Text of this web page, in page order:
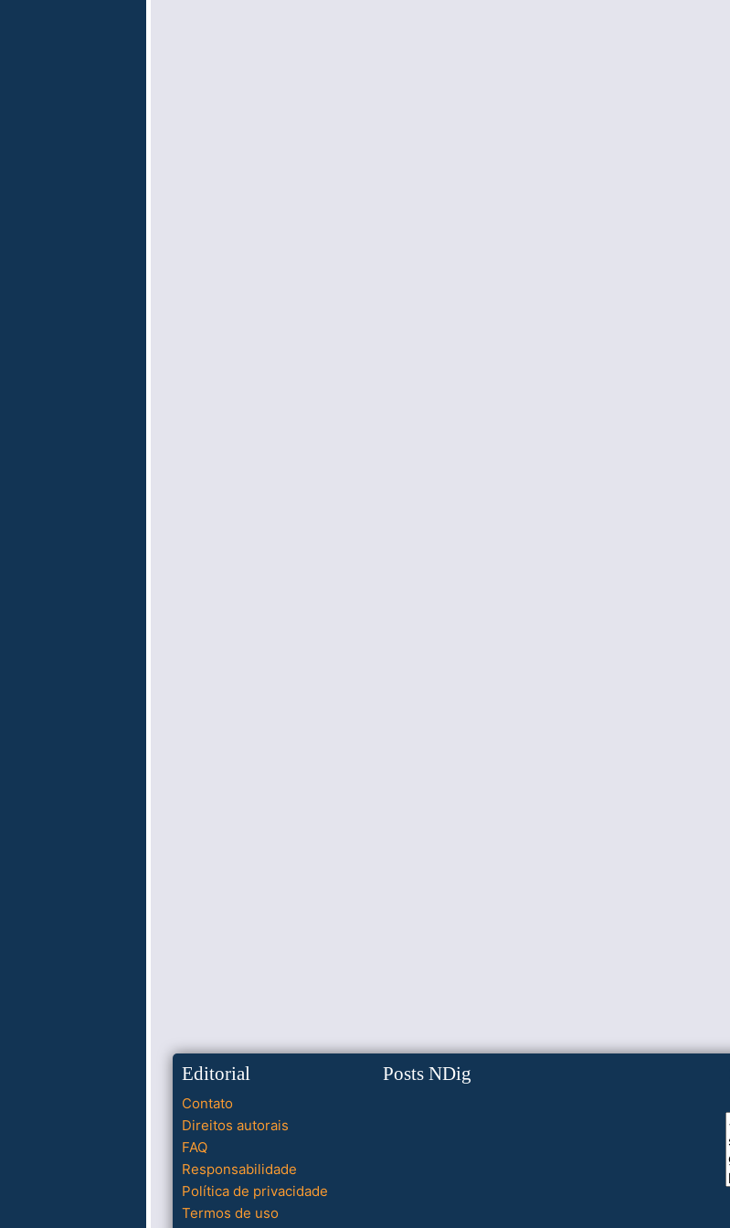
Editorial
Contato
Direitos autorais
FAQ
Responsabilidade
Política de privacidade
Termos de uso
Posts NDig